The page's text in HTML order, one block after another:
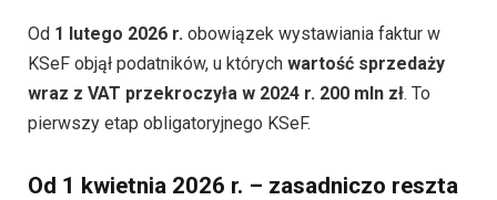
Od 1 lutego 2026 r. obowiązek wystawiania faktur w
KSeF objął podatników, u których wartość sprzedaży
wraz z VAT przekroczyła w 2024 r. 200 mln zł. To
pierwszy etap obligatoryjnego KSeF.
Od 1 kwietnia 2026 r. – zasadniczo reszta